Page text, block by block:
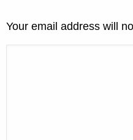
Your email address will